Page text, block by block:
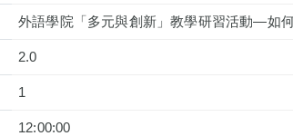
外語學院「多元與創新」教學研習活動—如
2.0
1
12:00:00